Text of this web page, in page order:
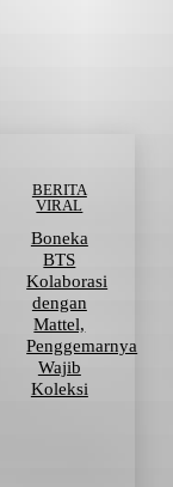
BERITA
VIRAL
Boneka
BTS
Kolaborasi
dengan
Mattel,
Penggemarnya
Wajib
Koleksi